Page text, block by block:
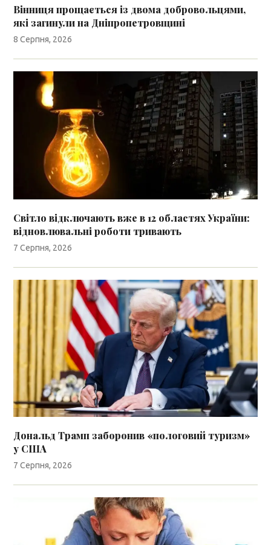
Вінниця прощається із двома добровольцями,
які загинули на Дніпропетровщині
8 Серпня, 2026
Світло відключають вже в 12 областях України:
відновлювальні роботи тривають
7 Серпня, 2026
Дональд Трамп заборонив «пологовий туризм»
у США
7 Серпня, 2026